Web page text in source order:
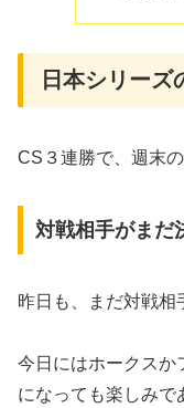
日本シリーズ
CS３連勝で、週末
対戦相手がまだ
昨日も、まだ対戦相
今日にはホークスか
になっても楽しみで